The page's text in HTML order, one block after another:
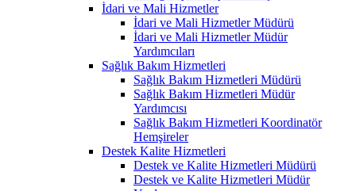
İdari ve Mali Hizmetler
İdari ve Mali Hizmetler Müdürü
İdari ve Mali Hizmetler Müdür
Yardımcıları
Sağlık Bakım Hizmetleri
Sağlık Bakım Hizmetleri Müdürü
Sağlık Bakım Hizmetleri Müdür
Yardımcısı
Sağlık Bakım Hizmetleri Koordinatör
Hemşireler
Destek Kalite Hizmetleri
Destek ve Kalite Hizmetleri Müdürü
Destek ve Kalite Hizmetleri Müdür